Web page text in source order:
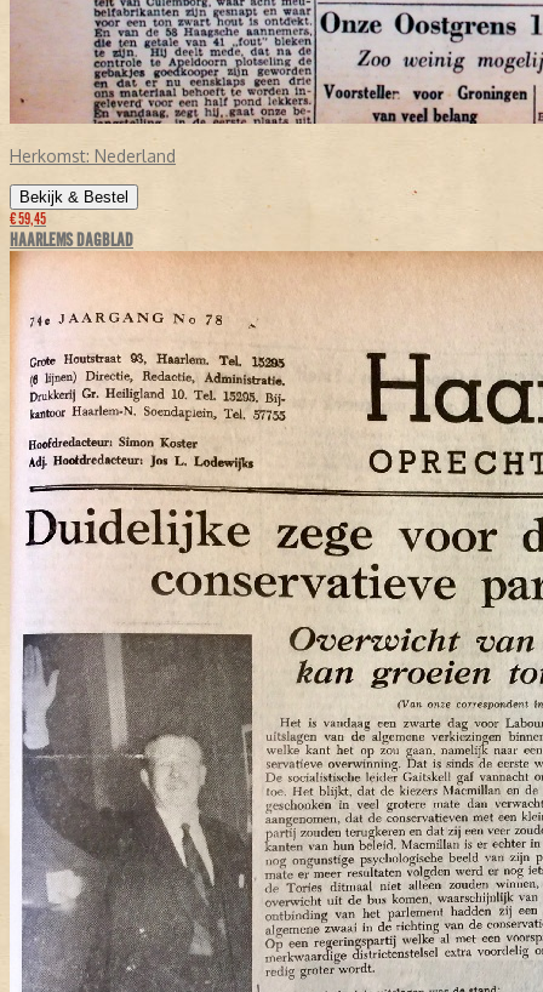
Herkomst: Nederland
Bekijk & Bestel
€ 59,45
HAARLEMS DAGBLAD